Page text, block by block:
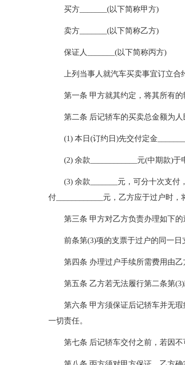
买方_______(以下简称甲方)
卖方_______(以下简称乙方)
保证人_______(以下简称丙方)
上列当事人就汽车买卖事宜订立合
第一条 甲方就其约定，将其所有的
第二条 后记轿车的买卖总金额为人
(1) 本日(订约日)先交付定金
(2) 余款____________元(中期款)于
(3) 余款_______元，可分十次支付
付____________元，乙方应于过户时
第三条 甲方对乙方负责办理如下的
前条第(3)项的支票于过户的同一日
第四条 办理过户手续所需费用由乙
第五条 乙方若无法履行第二条第
第六条 甲方须保证后记轿车并无
一切责任。
第七条 后记轿车交付之前，若因